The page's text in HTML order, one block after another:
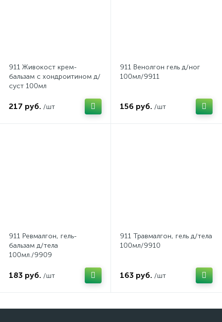
911 Живокост крем-
бальзам с хондроитином д/
суст 100мл
217 руб. /шт
911 Венолгон гель д/ног
100мл/9911
156 руб. /шт
911 Ревмалгон, гель-
бальзам д/тела
100мл./9909
183 руб. /шт
911 Травмалгон, гель д/тела
100мл/9910
163 руб. /шт